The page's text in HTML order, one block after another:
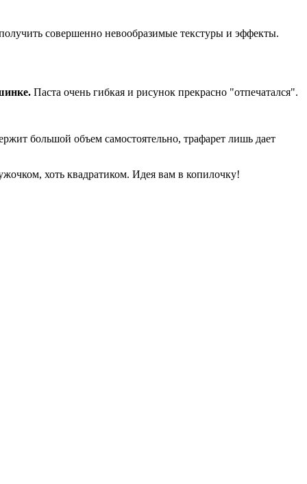
совершенно невообразимые текстуры и эффекты.
Паста очень гибкая и рисунок прекрасно "отпечатался".
большой объем самостоятельно, трафарет лишь дает
хоть квадратиком. Идея вам в копилочку!